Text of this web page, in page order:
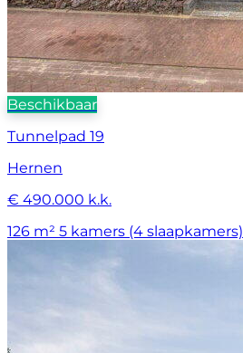
Beschikbaar
Tunnelpad 19
Hernen
€ 490.000 k.k.
126 m² 5 kamers (4 slaapkamers)